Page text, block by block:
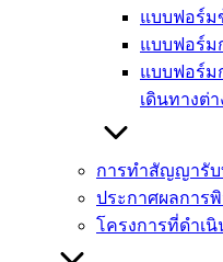
แบบฟอร์ม
แบบฟอร์ม
แบบฟอร์ม
เดินทางต่
การทำสัญญารั
ประกาศผลการ
โครงการที่ดำเนิ